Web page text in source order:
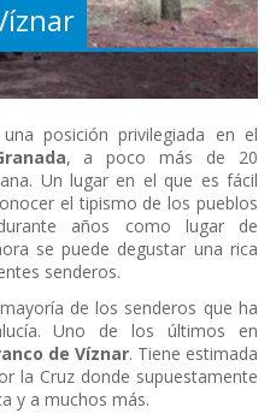
posición privilegiada en el
, a poco más de 20
Un lugar en el que es fácil
el tipismo de los pueblos
años como lugar de
se puede degustar una rica
senderos.
de los senderos que ha
Uno de los últimos en
de Víznar. Tiene estimada
la Cruz donde supuestamente
y a muchos más.